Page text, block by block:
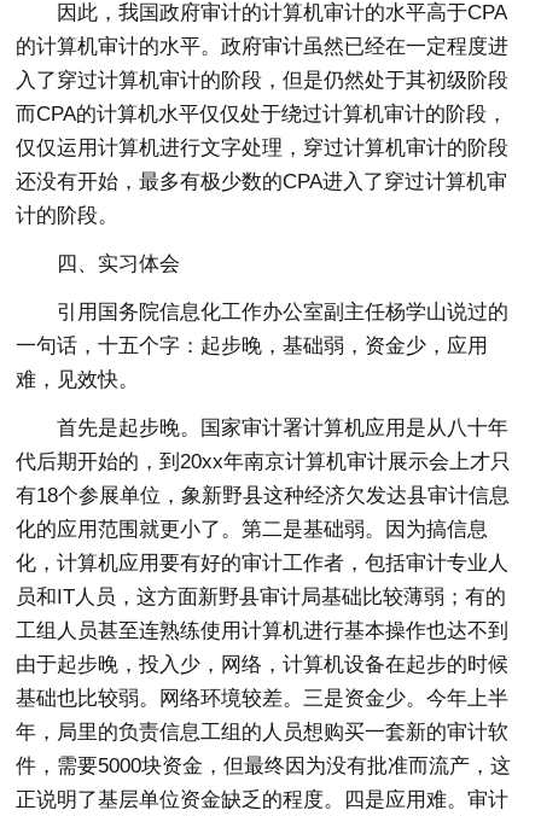
因此，我国政府审计的计算机审计的水平高于CPA
的计算机审计的水平。政府审计虽然已经在一定程度进
入了穿过计算机审计的阶段，但是仍然处于其初级阶段
而CPA的计算机水平仅仅处于绕过计算机审计的阶段，
仅仅运用计算机进行文字处理，穿过计算机审计的阶段
还没有开始，最多有极少数的CPA进入了穿过计算机审
计的阶段。
四、实习体会
引用国务院信息化工作办公室副主任杨学山说过的
一句话，十五个字：起步晚，基础弱，资金少，应用
难，见效快。
首先是起步晚。国家审计署计算机应用是从八十年
代后期开始的，到20xx年南京计算机审计展示会上才只
有18个参展单位，象新野县这种经济欠发达县审计信息
化的应用范围就更小了。第二是基础弱。因为搞信息
化，计算机应用要有好的审计工作者，包括审计专业人
员和IT人员，这方面新野县审计局基础比较薄弱；有的
工组人员甚至连熟练使用计算机进行基本操作也达不到
由于起步晚，投入少，网络，计算机设备在起步的时候
基础也比较弱。网络环境较差。三是资金少。今年上半
年，局里的负责信息工组的人员想购买一套新的审计软
件，需要5000块资金，但最终因为没有批准而流产，这
正说明了基层单位资金缺乏的程度。四是应用难。审计